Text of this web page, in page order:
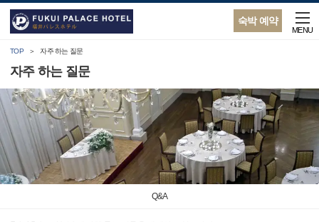
숙박 예약
MENU
TOP 자주 하는 질문
자주 하는 질문
Q&A